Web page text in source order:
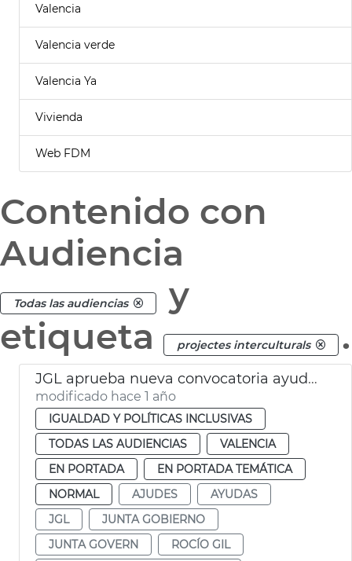
Valencia
Valencia verde
Valencia Ya
Vivienda
Web FDM
Contenido con
Audiencia
Todas las audiencias
y
etiqueta
projectes interculturals .
JGL aprueba nueva convocatoria ayudas contra el racismo
modificado hace 1 año
IGUALDAD Y POLÍTICAS INCLUSIVAS
TODAS LAS AUDIENCIAS
VALENCIA
EN PORTADA
EN PORTADA TEMÁTICA
NORMAL
AJUDES
AYUDAS
JGL
JUNTA GOBIERNO
JUNTA GOVERN
ROCÍO GIL